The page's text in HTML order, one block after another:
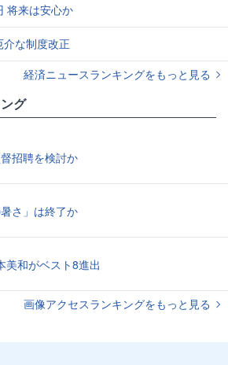
将来は安心か
な制度改正
経済ニュースランキングをもっと見る
グ
招聘を検討か
さ」は終了か
美和がベスト8進出
画像アクセスランキングをもっと見る